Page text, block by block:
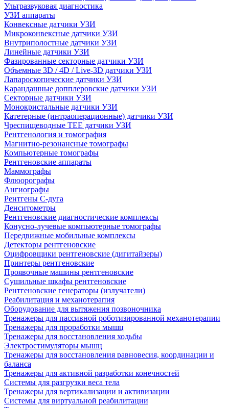
Ультразвуковая диагностика
УЗИ аппараты
Конвексные датчики УЗИ
Микроконвексные датчики УЗИ
Внутриполостные датчики УЗИ
Линейные датчики УЗИ
Фазированные секторные датчики УЗИ
Объемные 3D / 4D / Live-3D датчики УЗИ
Лапароскопические датчики УЗИ
Карандашные допплеровские датчики УЗИ
Секторные датчики УЗИ
Монокристальные датчики УЗИ
Катетерные (интраоперационные) датчики УЗИ
Чреспищеводные TEE датчики УЗИ
Рентгенология и томография
Магнитно-резонансные томографы
Компьютерные томографы
Рентгеновские аппараты
Маммографы
Флюорографы
Ангиографы
Рентгены С-дуга
Денситометры
Рентгеновские диагностические комплексы
Конусно-лучевые компьютерные томографы
Передвижные мобильные комплексы
Детекторы рентгеновские
Оцифровщики рентгеновские (дигитайзеры)
Принтеры рентгеновские
Проявочные машины рентгеновские
Сушильные шкафы рентгеновские
Рентгеновские генераторы (излучатели)
Реабилитация и механотерапия
Оборудование для вытяжения позвоночника
Тренажеры для пассивной роботизированной механотерапии
Тренажеры для проработки мышц
Тренажеры для восстановления ходьбы
Электростимуляторы мышц
Тренажеры для восстановления равновесия, координации и
баланса
Тренажеры для активной разработки конечностей
Системы для разгрузки веса тела
Тренажеры для вертикализации и активизации
Системы для виртуальной реабилитации